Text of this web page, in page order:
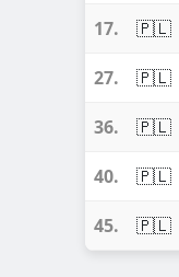
17. 🇵🇱
27. 🇵🇱
36. 🇵🇱
40. 🇵🇱
45. 🇵🇱